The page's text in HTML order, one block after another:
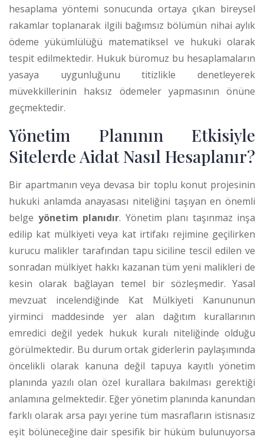
hesaplama yöntemi sonucunda ortaya çıkan bireysel
rakamlar toplanarak ilgili bağımsız bölümün nihai aylık
ödeme yükümlülüğü matematiksel ve hukuki olarak
tespit edilmektedir. Hukuk büromuz bu hesaplamaların
yasaya uygunluğunu titizlikle denetleyerek
müvekkillerinin haksız ödemeler yapmasının önüne
geçmektedir.
Yönetim Planının Etkisiyle
Sitelerde Aidat Nasıl Hesaplanır?
Bir apartmanın veya devasa bir toplu konut projesinin
hukuki anlamda anayasası niteliğini taşıyan en önemli
belge yönetim planıdır. Yönetim planı taşınmaz inşa
edilip kat mülkiyeti veya kat irtifakı rejimine geçilirken
kurucu malikler tarafından tapu siciline tescil edilen ve
sonradan mülkiyet hakkı kazanan tüm yeni malikleri de
kesin olarak bağlayan temel bir sözleşmedir. Yasal
mevzuat incelendiğinde Kat Mülkiyeti Kanununun
yirminci maddesinde yer alan dağıtım kurallarının
emredici değil yedek hukuk kuralı niteliğinde olduğu
görülmektedir. Bu durum ortak giderlerin paylaşımında
öncelikli olarak kanuna değil tapuya kayıtlı yönetim
planında yazılı olan özel kurallara bakılması gerektiği
anlamına gelmektedir. Eğer yönetim planında kanundan
farklı olarak arsa payı yerine tüm masrafların istisnasız
eşit bölüneceğine dair spesifik bir hüküm bulunuyorsa